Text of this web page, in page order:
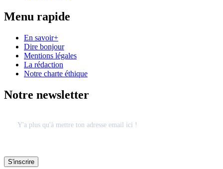
Menu rapide
En savoir+
Dire bonjour
Mentions légales
La rédaction
Notre charte éthique
Notre newsletter